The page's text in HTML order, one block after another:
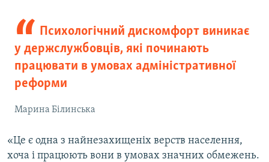
Психологічний дискомфорт виникає
у держслужбовців, які починають
працювати в умовах адміністративної
реформи
Марина Білинська
«Це є одна з найнезахищеніх верств населення,
хоча і працюють вони в умовах значних обмежень.